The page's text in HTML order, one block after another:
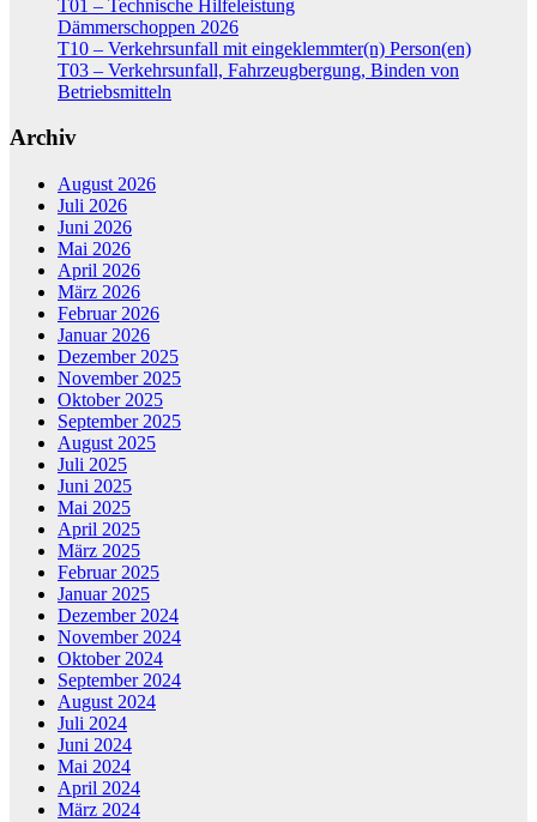
T01 – Technische Hilfeleistung
Dämmerschoppen 2026
T10 – Verkehrsunfall mit eingeklemmter(n) Person(en)
T03 – Verkehrsunfall, Fahrzeugbergung, Binden von
Betriebsmitteln
Archiv
August 2026
Juli 2026
Juni 2026
Mai 2026
April 2026
März 2026
Februar 2026
Januar 2026
Dezember 2025
November 2025
Oktober 2025
September 2025
August 2025
Juli 2025
Juni 2025
Mai 2025
April 2025
März 2025
Februar 2025
Januar 2025
Dezember 2024
November 2024
Oktober 2024
September 2024
August 2024
Juli 2024
Juni 2024
Mai 2024
April 2024
März 2024